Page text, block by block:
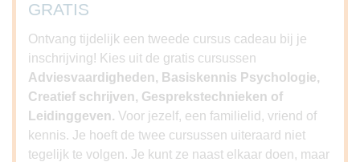
GRATIS
Ontvang tijdelijk een tweede cursus cadeau bij je
inschrijving! Kies uit de gratis cursussen
Adviesvaardigheden, Basiskennis Psychologie,
Creatief schrijven, Gesprekstechnieken of
Leidinggeven. Voor jezelf, een familielid, vriend of
kennis. Je hoeft de twee cursussen uiteraard niet
tegelijk te volgen. Je kunt ze naast elkaar doen, maar